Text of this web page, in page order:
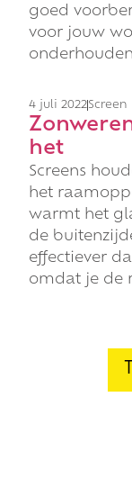
goed
voor jouw
4 juli 2022Screen
het
Screens
het
warmt het
de
effectiever
omdat je de